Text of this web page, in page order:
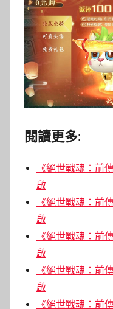
閱讀更多:
《絕世戰魂：前
啟
《絕世戰魂：前
啟
《絕世戰魂：前
啟
《絕世戰魂：前
啟
《絕世戰魂：前